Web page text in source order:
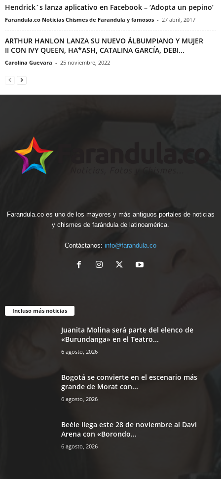
Hendrick´s lanza aplicativo en Facebook – ‘Adopta un pepino’
Farandula.co Noticias Chismes de Farandula y famosos - 27 abril, 2017
ARTHUR HANLON LANZA SU NUEVO ÁLBUMPIANO Y MUJER
II CON IVY QUEEN, HA*ASH, CATALINA GARCÍA, DEBI...
Carolina Guevara - 25 noviembre, 2022
Farandula.co es uno de los mayores y más antiguos portales de noticias
y chismes de farándula de latinoamérica.
Contáctanos: info@farandula.co
Incluso más noticias
Juanita Molina será parte del elenco de
«Burundanga» en el Teatro...
6 agosto, 2026
Bogotá se convierte en el escenario más
grande de Morat con...
6 agosto, 2026
Beéle llega este 28 de noviembre al Davi
Arena con «Borondo...
6 agosto, 2026